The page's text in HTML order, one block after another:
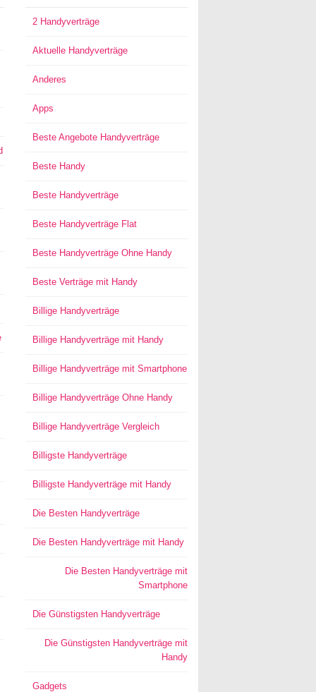
2 Handyverträge
Aktuelle Handyverträge
Anderes
Apps
Beste Angebote Handyverträge
Beste Handy
Beste Handyverträge
Beste Handyverträge Flat
Beste Handyverträge Ohne Handy
Beste Verträge mit Handy
Billige Handyverträge
Billige Handyverträge mit Handy
Billige Handyverträge mit Smartphone
Billige Handyverträge Ohne Handy
Billige Handyverträge Vergleich
Billigste Handyverträge
Billigste Handyverträge mit Handy
Die Besten Handyverträge
Die Besten Handyverträge mit Handy
Die Besten Handyverträge mit
Smartphone
Die Günstigsten Handyverträge
Die Günstigsten Handyverträge mit
Handy
Gadgets